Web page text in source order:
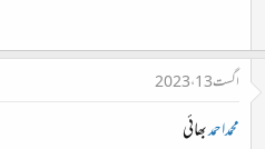
اگست 13، 2023
محمداحمدبھائی